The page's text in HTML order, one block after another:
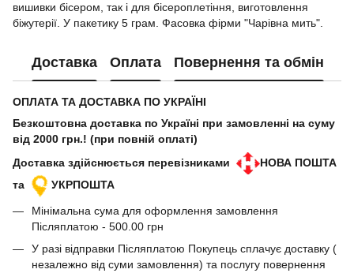
вишивки бісером, так і для бісероплетіння, виготовлення
біжутерії. У пакетику 5 грам. Фасовка фірми "Чарівна мить".
Доставка Оплата Повернення та обмін
ОПЛАТА ТА ДОСТАВКА ПО УКРАЇНІ
Безкоштовна доставка по Україні при замовленні на суму
від 2000 грн.! (при повній оплаті)
Доставка здійснюється перевізниками
НОВА ПОШТА
та
УКРПОШТА
Мінімальна сума для оформлення замовлення
Післяплатою - 500.00 грн
У разі відправки Післяплатою Покупець сплачує доставку (
незалежно від суми замовлення) та послугу повернення